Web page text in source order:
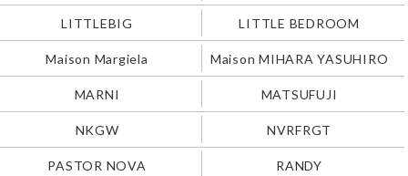
LITTLEBIG LITTLE BEDROOM
Maison Margiela Maison MIHARA YASUHIRO
MARNI MATSUFUJI
NKGW NVRFRGT
PASTOR NOVA RANDY